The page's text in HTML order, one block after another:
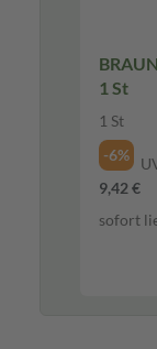
1 St
1 St
-6%
9,42 €
sofort